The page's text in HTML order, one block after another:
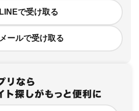
LINEで受け取る
メールで受け取る